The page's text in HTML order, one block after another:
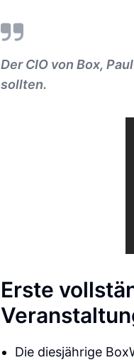
Der CIO von Box,
sollten.
Erste
Die diesjährige